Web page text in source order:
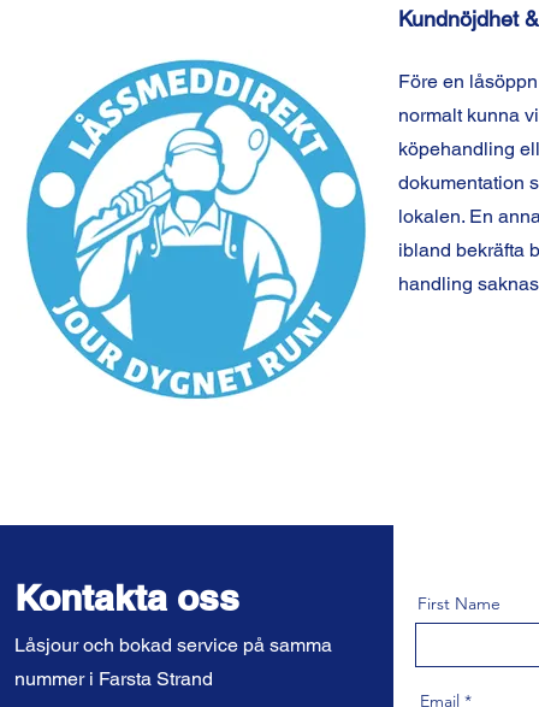
Kundnöjdhet
Före en
normalt kunna
köpehandling
dokumentation
lokalen. En
ibland bekräfta
handling
Kontakta oss
Låsjour och bokad service på samma
nummer i Farsta Strand
First Name
Email